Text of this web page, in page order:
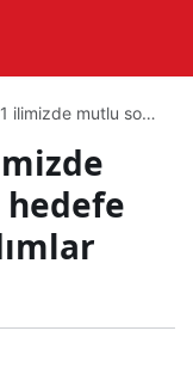
ilimizde mutlu sona